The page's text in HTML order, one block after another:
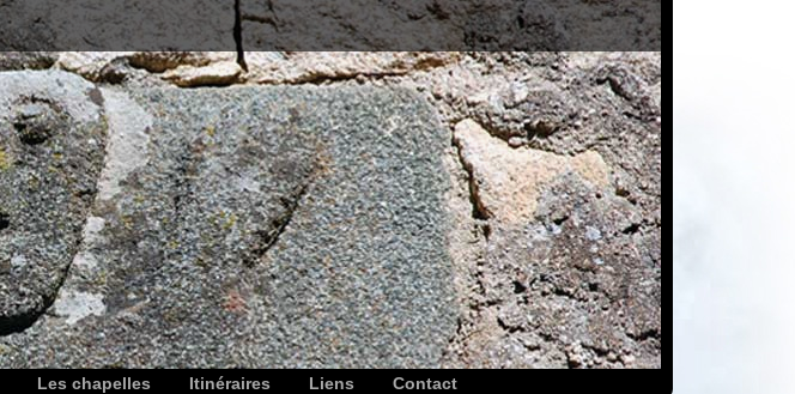
Les chapelles Itinéraires Liens Contact